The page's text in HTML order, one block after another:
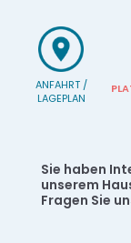
ANFAHRT /
LAGEPLAN
Sie haben
unserem
Fragen Sie